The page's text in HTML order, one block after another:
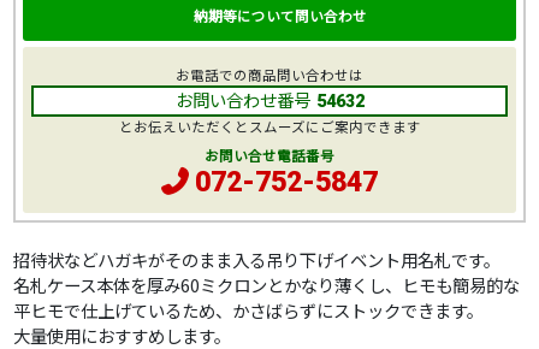
招待状などハガキがそのまま入る吊り下げイベント用名札です。
名札ケース本体を厚み60ミクロンとかなり薄くし、ヒモも簡易的な
平ヒモで仕上げているため、かさばらずにストックできます。
大量使用におすすめします。
納期等について問い合わせ
お電話での商品問い合わせは
お問い合わせ番号 54632
とお伝えいただくとスムーズにご案内できます
お問い合せ電話番号
072-752-5847